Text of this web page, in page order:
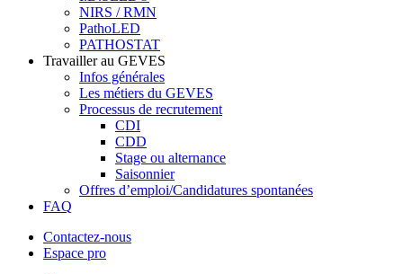
NIRS / RMN
PathoLED
PATHOSTAT
Travailler au GEVES
Infos générales
Les métiers du GEVES
Processus de recrutement
CDI
CDD
Stage ou alternance
Saisonnier
Offres d’emploi/Candidatures spontanées
FAQ
Contactez-nous
Espace pro